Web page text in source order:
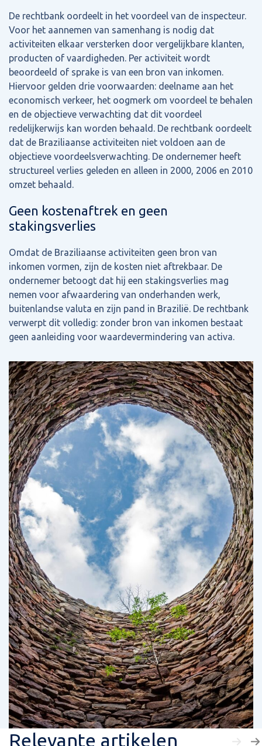
De rechtbank oordeelt in het voordeel van de inspecteur.
Voor het aannemen van samenhang is nodig dat
activiteiten elkaar versterken door vergelijkbare klanten,
producten of vaardigheden. Per activiteit wordt
beoordeeld of sprake is van een bron van inkomen.
Hiervoor gelden drie voorwaarden: deelname aan het
economisch verkeer, het oogmerk om voordeel te behalen
en de objectieve verwachting dat dit voordeel
redelijkerwijs kan worden behaald. De rechtbank oordeelt
dat de Braziliaanse activiteiten niet voldoen aan de
objectieve voordeelsverwachting. De ondernemer heeft
structureel verlies geleden en alleen in 2000, 2006 en 2010
omzet behaald.
Geen kostenaftrek en geen
stakingsverlies
Omdat de Braziliaanse activiteiten geen bron van
inkomen vormen, zijn de kosten niet aftrekbaar. De
ondernemer betoogt dat hij een stakingsverlies mag
nemen voor afwaardering van onderhanden werk,
buitenlandse valuta en zijn pand in Brazilië. De rechtbank
verwerpt dit volledig: zonder bron van inkomen bestaat
geen aanleiding voor waardevermindering van activa.
Relevante artikelen